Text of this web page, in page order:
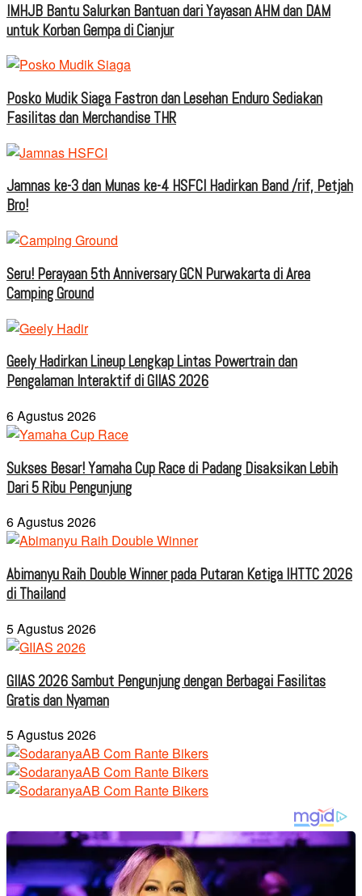
IMHJB Bantu Salurkan Bantuan dari Yayasan AHM dan DAM
untuk Korban Gempa di Cianjur
Posko Mudik Siaga Fastron dan Lesehan Enduro Sediakan
Fasilitas dan Merchandise THR
Jamnas ke-3 dan Munas ke-4 HSFCI Hadirkan Band /rif, Petjah
Bro!
Seru! Perayaan 5th Anniversary GCN Purwakarta di Area
Camping Ground
Geely Hadirkan Lineup Lengkap Lintas Powertrain dan
Pengalaman Interaktif di GIIAS 2026
6 Agustus 2026
Sukses Besar! Yamaha Cup Race di Padang Disaksikan Lebih
Dari 5 Ribu Pengunjung
6 Agustus 2026
Abimanyu Raih Double Winner pada Putaran Ketiga IHTTC 2026
di Thailand
5 Agustus 2026
GIIAS 2026 Sambut Pengunjung dengan Berbagai Fasilitas
Gratis dan Nyaman
5 Agustus 2026